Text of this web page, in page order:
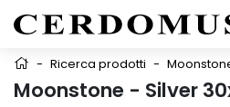
- Ricerca prodotti -
Moonstone - Silver